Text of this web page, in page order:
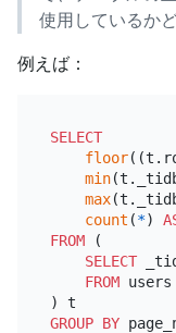
使用しているか
例えば：
SELECT
floor
min
max
count (*)
FROM (
SELECT
FROM users
GROUP BY